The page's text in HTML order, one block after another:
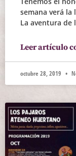
semana verá la
La aventura de
Leer artículo
octubre 28, 2019